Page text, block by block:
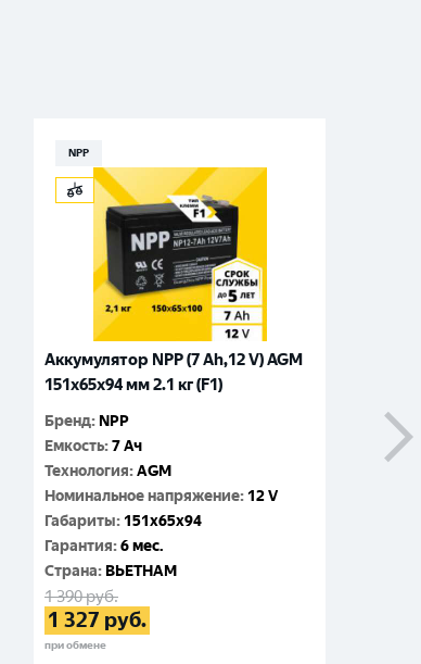
NPP
Аккумулятор NPP (7 Ah,12 V) AGM
151x65x94 мм 2.1 кг (F1)
Бренд: NPP
Емкость:7 Ач
Технология:AGM
Номинальное напряжение: 12 V
Габариты: 151x65x94
Гарантия:6 мес.
Cтрана: ВЬЕТНАМ
1 390руб.
1 327 руб.
при обмене
Бренд